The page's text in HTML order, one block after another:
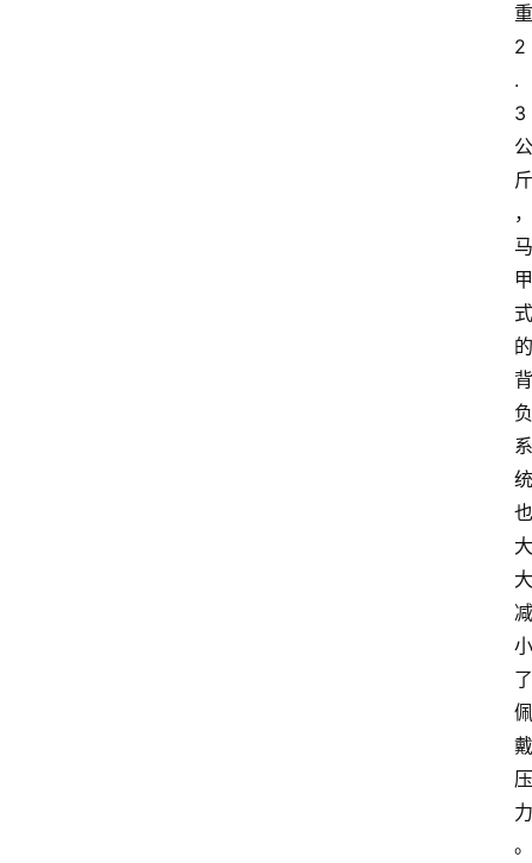
重
2
.
3
公
斤
，
马
甲
式
的
背
负
系
统
也
大
大
减
小
了
佩
戴
压
力
。